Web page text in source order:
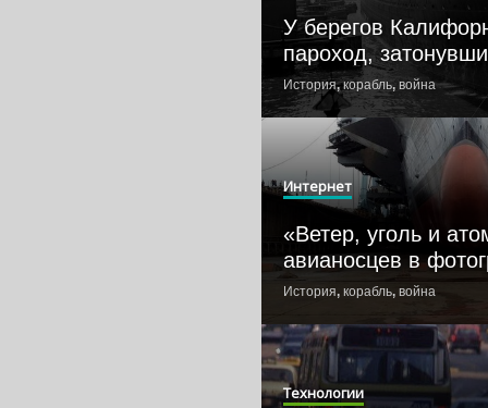
У берегов
пароход,
История,корабль, война
Интернет
«Ветер, уголь и
авианосцев в
История, корабль, война
Технологии